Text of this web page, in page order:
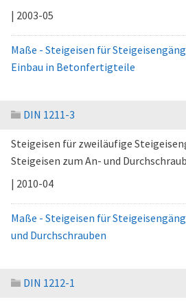
| 2003-05
Maße - Steigeisen für
Einbau in Betonfertigteile
DIN 1211-3
Steigeisen für zweiläufige
Steigeisen zum An- und
| 2010-04
Maße - Steigeisen für
und Durchschrauben
DIN 1212-1